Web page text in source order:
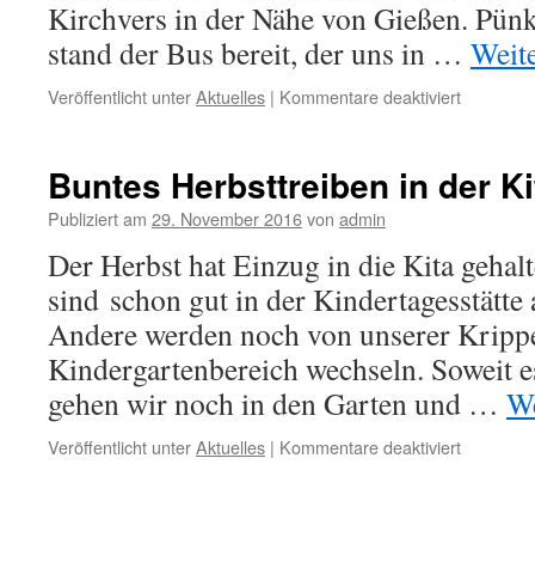
Kirchvers in der Nähe von Gießen.
stand der Bus bereit, der uns in …
Veröffentlicht unterAktuelles | Kommentare deaktiviert
Buntes Herbsttreiben in der
Publiziert am 29. November 2016von admin
Der Herbst hat Einzug in die Kita
sind schon gut in der Kindertagesstätte
Andere werden noch von unserer
Kindergartenbereich wechseln. Soweit
gehen wir noch in den Garten und …
Veröffentlicht unterAktuelles | Kommentare deaktiviert